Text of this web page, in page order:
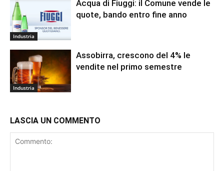
Industria
Acqua di Fiuggi: il Comune vende le
quote, bando entro fine anno
Industria
Assobirra, crescono del 4% le
vendite nel primo semestre
LASCIA UN COMMENTO